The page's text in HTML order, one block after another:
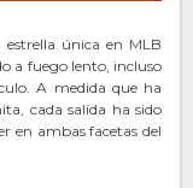
única en MLB
a fuego lento, incluso
A medida que ha
cada salida ha sido
en ambas facetas del